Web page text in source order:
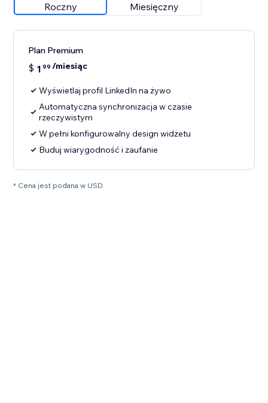
Roczny Miesięczny
Plan Premium
$ 1 99 /miesiąc
Wyświetlaj profil LinkedIn na żywo
Automatyczna synchronizacja w czasie
rzeczywistym
W pełni konfigurowalny design widżetu
Buduj wiarygodność i zaufanie
* Cena jest podana w USD.